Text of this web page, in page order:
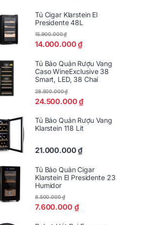
Tủ Cigar Klarstein El
Presidente 48L
14.000.000₫
15.900.000₫
Tủ Bảo Quản Rượu Vang
Caso WineExclusive 38
Smart, LED, 38 Chai
24.500.000₫
28.500.000₫
Tủ Bảo Quản Rượu Vang
Klarstein 118 Lít
21.000.000₫
Tủ Bảo Quản Cigar
Klarstein El Presidente 23
Humidor
7.600.000 ₫
8.500.000₫